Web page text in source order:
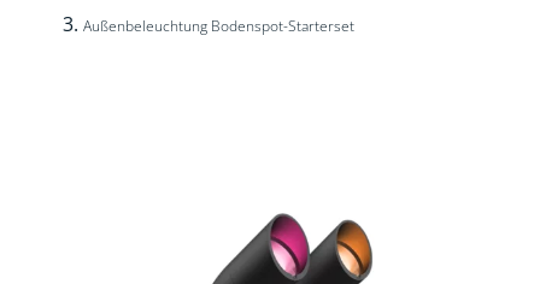
Außenbeleuchtung Bodenspot-Starterset